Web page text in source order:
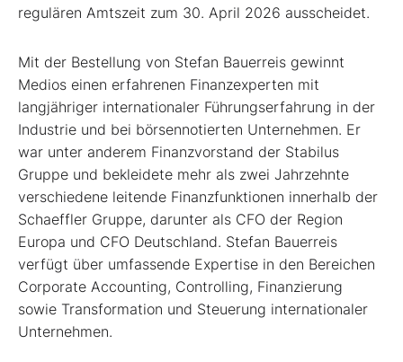
regulären Amtszeit zum 30. April 2026 ausscheidet.
Mit der Bestellung von Stefan Bauerreis gewinnt
Medios einen erfahrenen Finanzexperten mit
langjähriger internationaler Führungserfahrung in der
Industrie und bei börsennotierten Unternehmen. Er
war unter anderem Finanzvorstand der Stabilus
Gruppe und bekleidete mehr als zwei Jahrzehnte
verschiedene leitende Finanzfunktionen innerhalb der
Schaeffler Gruppe, darunter als CFO der Region
Europa und CFO Deutschland. Stefan Bauerreis
verfügt über umfassende Expertise in den Bereichen
Corporate Accounting, Controlling, Finanzierung
sowie Transformation und Steuerung internationaler
Unternehmen.